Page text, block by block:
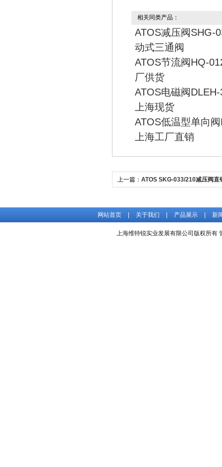
相关同类产品：
ATOS减压阀SHG-
动式三通阀
ATOS节流阀HQ-
厂供货
ATOS电磁阀
上海现货
ATOS低温型单向
上海工厂直销
上一篇： ATOS SKG-033/210减压阀直
网站首页 关于我们 产品展示 新
上海维特锐实业发展有限公司版权所有